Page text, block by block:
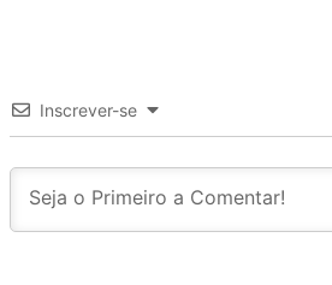
Inscrever-se